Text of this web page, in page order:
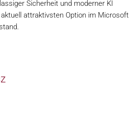
Sicherheit und moderner KI
attraktivsten Option im Microsoft